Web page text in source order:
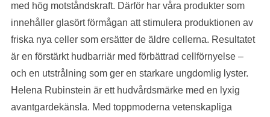
med hög motståndskraft. Därför har våra produkter som
innehåller glasört förmågan att stimulera produktionen av
friska nya celler som ersätter de äldre cellerna. Resultatet
är en förstärkt hudbarriär med förbättrad cellförnyelse –
och en utstrålning som ger en starkare ungdomlig lyster.
Helena Rubinstein är ett hudvårdsmärke med en lyxig
avantgardekänsla. Med toppmoderna vetenskapliga